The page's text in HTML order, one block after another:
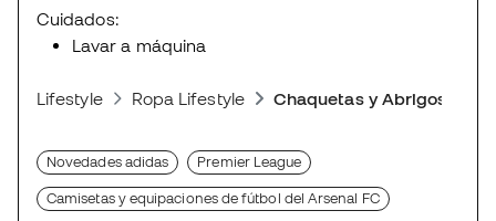
Cuidados:
Lavar a máquina
Lifestyle Ropa Lifestyle Chaquetas y Abrigos
Novedades adidas Premier League
Camisetas y equipaciones de fútbol del Arsenal FC